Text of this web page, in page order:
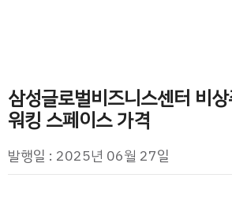
삼성글로벌비즈니스센터 비
워킹 스페이스 가격
발행일 : 2025년 06월 27일